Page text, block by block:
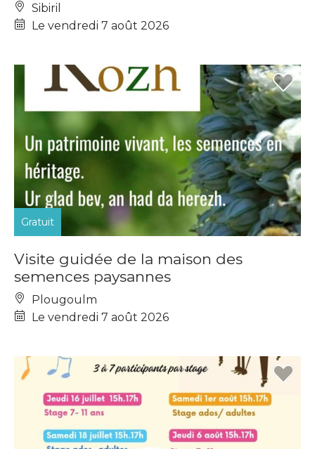
Sibiril
Le vendredi 7 août 2026
Gratuit
Visite guidée de la maison des
semences paysannes
Plougoulm
Le vendredi 7 août 2026